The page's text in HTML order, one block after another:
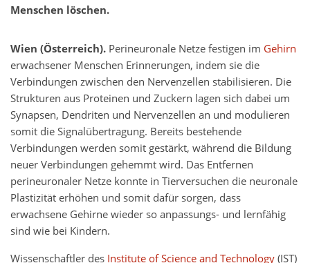
Menschen löschen.
Wien (Österreich). Perineuronale Netze festigen im Gehirn
erwachsener Menschen Erinnerungen, indem sie die
Verbindungen zwischen den Nervenzellen stabilisieren. Die
Strukturen aus Proteinen und Zuckern lagen sich dabei um
Synapsen, Dendriten und Nervenzellen an und modulieren
somit die Signalübertragung. Bereits bestehende
Verbindungen werden somit gestärkt, während die Bildung
neuer Verbindungen gehemmt wird. Das Entfernen
perineuronaler Netze konnte in Tierversuchen die neuronale
Plastizität erhöhen und somit dafür sorgen, dass
erwachsene Gehirne wieder so anpassungs- und lernfähig
sind wie bei Kindern.
Wissenschaftler des Institute of Science and Technology(IST)